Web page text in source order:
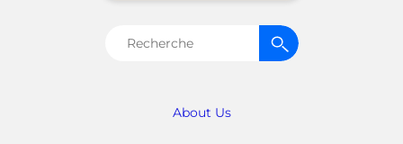
About Us
Rechercher :